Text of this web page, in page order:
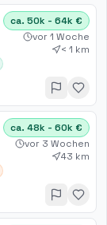
ca. 50k - 64k €
vor 1 Woche
< 1 km
ca. 48k - 60k €
vor 3 Wochen
43 km